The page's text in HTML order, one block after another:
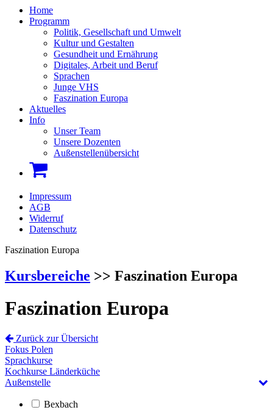
Home
Programm
Politik, Gesellschaft und Umwelt
Kultur und Gestalten
Gesundheit und Ernährung
Digitales, Arbeit und Beruf
Sprachen
Junge VHS
Faszination Europa
Aktuelles
Info
Unser Team
Unsere Dozenten
Außenstellenübersicht
Impressum
AGB
Widerruf
Datenschutz
Faszination Europa
Kursbereiche >> Faszination Europa
Faszination Europa
Zurück zur Übersicht
Fokus Polen
Sprachkurse
Kochkurse Länderküche
Außenstelle
Bexbach